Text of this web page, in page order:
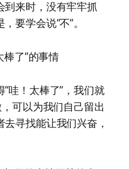
到来时，没有牢牢抓
要学会说“不”。
棒了”的事情
哇！太棒了”，我们就
可以为我们自己留出
寻找能让我们兴奋，